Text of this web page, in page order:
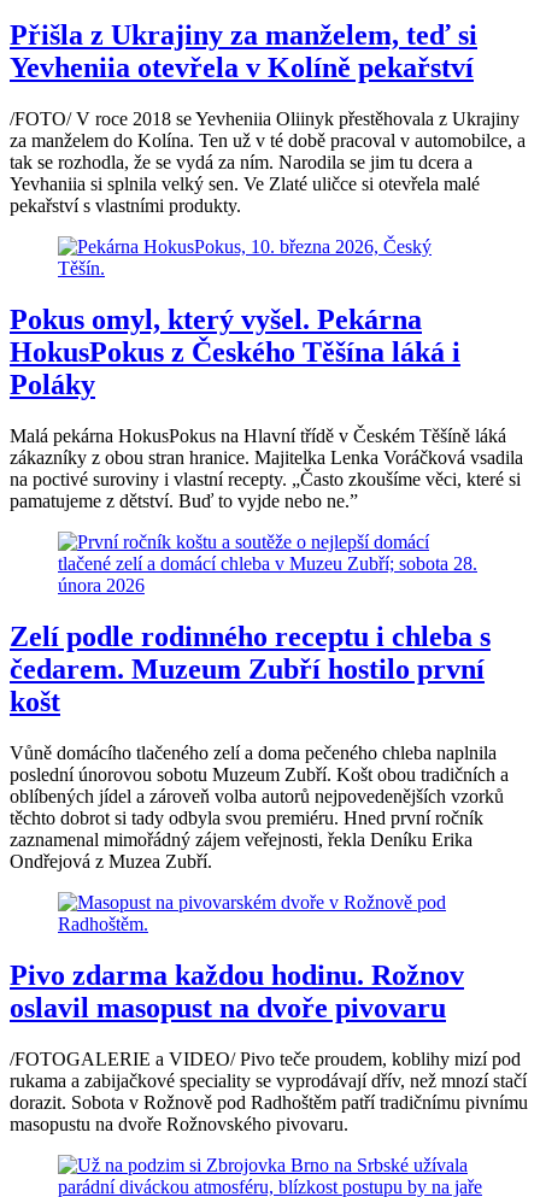
Přišla z Ukrajiny za manželem, teď si
Yevheniia otevřela v Kolíně pekařství
/FOTO/ V roce 2018 se Yevheniia Oliinyk přestěhovala z Ukrajiny
za manželem do Kolína. Ten už v té době pracoval v automobilce, a
tak se rozhodla, že se vydá za ním. Narodila se jim tu dcera a
Yevhaniia si splnila velký sen. Ve Zlaté uličce si otevřela malé
pekařství s vlastními produkty.
Pokus omyl, který vyšel. Pekárna
HokusPokus z Českého Těšína láká i
Poláky
Malá pekárna HokusPokus na Hlavní třídě v Českém Těšíně láká
zákazníky z obou stran hranice. Majitelka Lenka Voráčková vsadila
na poctivé suroviny i vlastní recepty. „Často zkoušíme věci, které si
pamatujeme z dětství. Buď to vyjde nebo ne.”
Zelí podle rodinného receptu i chleba s
čedarem. Muzeum Zubří hostilo první
košt
Vůně domácího tlačeného zelí a doma pečeného chleba naplnila
poslední únorovou sobotu Muzeum Zubří. Košt obou tradičních a
oblíbených jídel a zároveň volba autorů nejpovedenějších vzorků
těchto dobrot si tady odbyla svou premiéru. Hned první ročník
zaznamenal mimořádný zájem veřejnosti, řekla Deníku Erika
Ondřejová z Muzea Zubří.
Pivo zdarma každou hodinu. Rožnov
oslavil masopust na dvoře pivovaru
/FOTOGALERIE a VIDEO/ Pivo teče proudem, koblihy mizí pod
rukama a zabijačkové speciality se vyprodávají dřív, než mnozí stačí
dorazit. Sobota v Rožnově pod Radhoštěm patří tradičnímu pivnímu
masopustu na dvoře Rožnovského pivovaru.